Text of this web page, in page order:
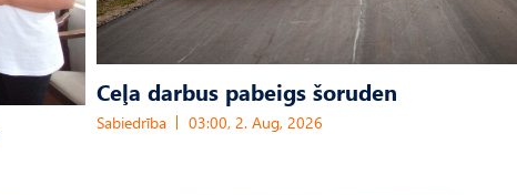
Ceļa darbus pabeigs šoruden
Sabiedrība 03:00, 2. Aug, 2026